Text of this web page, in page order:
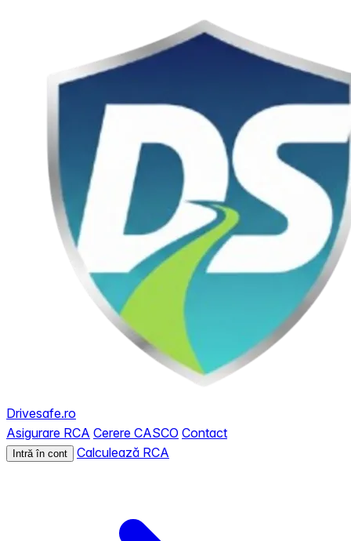
Drivesafe.ro
Asigurare RCA Cerere CASCO Contact
Intră în cont Calculează RCA